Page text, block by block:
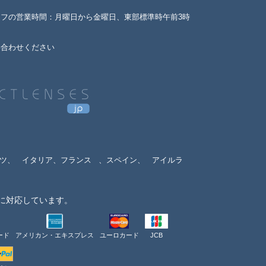
の営業時間：月曜日から金曜日、東部標準時午前3時
わせください
、 イタリア、フランス 、スペイン、 アイルラ
対応しています。
ド アメリカン・エキスプレス ユーロカード JCB